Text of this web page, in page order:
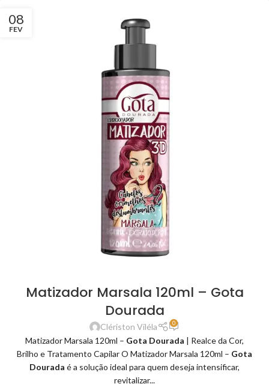
08
FEV
Matizador Marsala 120ml – Gota
Dourada
Clériston Viléla 0
Matizador Marsala 120ml – Gota Dourada | Realce da Cor,
Brilho e Tratamento Capilar O Matizador Marsala 120ml – Gota
Dourada é a solução ideal para quem deseja intensificar,
revitalizar...